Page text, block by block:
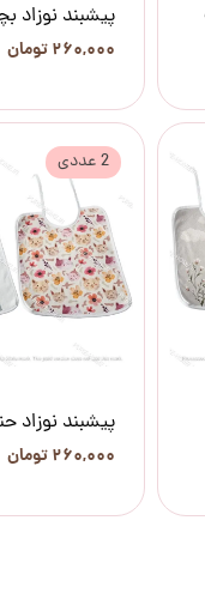
پیشبند نوزاد
۲۶۰,۰۰۰ تومان
پیشبند نوزاد
۲۶۰,۰۰۰ تومان
2 عددی